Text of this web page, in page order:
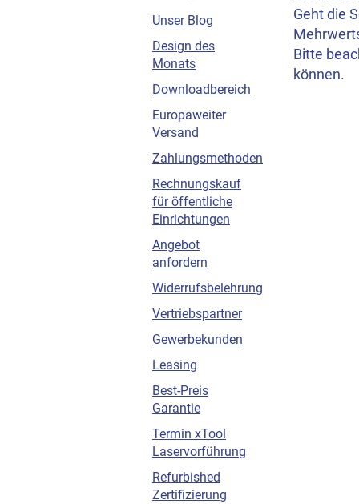
Geht die
Bitte
können.
Unser Blog
Design des
Monats
Downloadbereich
Europaweiter
Versand
Zahlungsmethoden
Rechnungskauf
für öffentliche
Einrichtungen
Angebot
anfordern
Widerrufsbelehrung
Vertriebspartner
Gewerbekunden
Leasing
Best-Preis
Garantie
Termin xTool
Laservorführung
Refurbished
Zertifizierung